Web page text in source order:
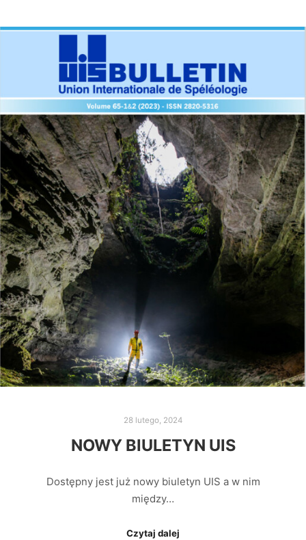
28 lutego, 2024
NOWY BIULETYN UIS
Dostępny jest już nowy biuletyn UIS a w nim
między…
Czytaj dalej